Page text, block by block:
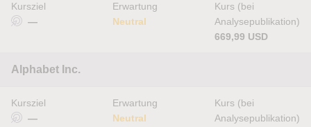
Kursziel
—
Erwartung
Neutral
Kurs (bei
Analysepublikation)
669,99 USD
Alphabet Inc.
Kursziel
—
Erwartung
Neutral
Kurs (bei
Analysepublikation)